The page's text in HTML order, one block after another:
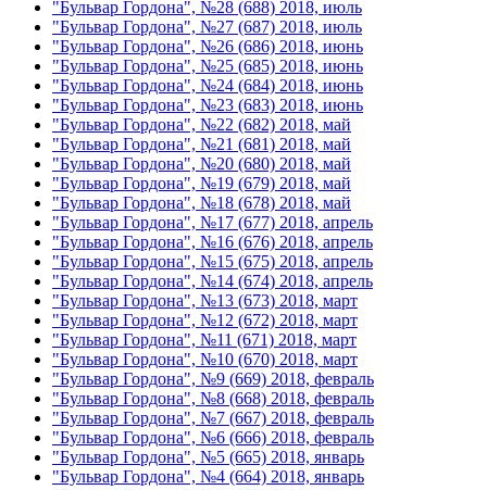
"Бульвар Гордона", №28 (688) 2018, июль
"Бульвар Гордона", №27 (687) 2018, июль
"Бульвар Гордона", №26 (686) 2018, июнь
"Бульвар Гордона", №25 (685) 2018, июнь
"Бульвар Гордона", №24 (684) 2018, июнь
"Бульвар Гордона", №23 (683) 2018, июнь
"Бульвар Гордона", №22 (682) 2018, май
"Бульвар Гордона", №21 (681) 2018, май
"Бульвар Гордона", №20 (680) 2018, май
"Бульвар Гордона", №19 (679) 2018, май
"Бульвар Гордона", №18 (678) 2018, май
"Бульвар Гордона", №17 (677) 2018, апрель
"Бульвар Гордона", №16 (676) 2018, апрель
"Бульвар Гордона", №15 (675) 2018, апрель
"Бульвар Гордона", №14 (674) 2018, апрель
"Бульвар Гордона", №13 (673) 2018, март
"Бульвар Гордона", №12 (672) 2018, март
"Бульвар Гордона", №11 (671) 2018, март
"Бульвар Гордона", №10 (670) 2018, март
"Бульвар Гордона", №9 (669) 2018, февраль
"Бульвар Гордона", №8 (668) 2018, февраль
"Бульвар Гордона", №7 (667) 2018, февраль
"Бульвар Гордона", №6 (666) 2018, февраль
"Бульвар Гордона", №5 (665) 2018, январь
"Бульвар Гордона", №4 (664) 2018, январь